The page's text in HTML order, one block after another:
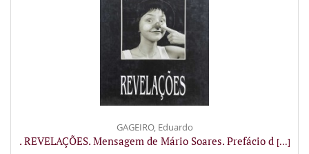
GAGEIRO, Eduardo
. REVELAÇÕES. Mensagem de Mário Soares. Prefácio d [...]